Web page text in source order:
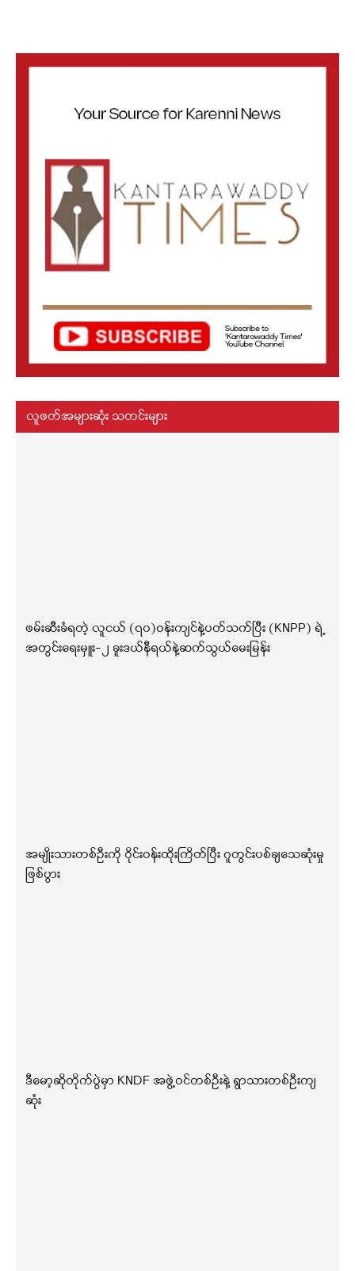
လူဖတ်အများဆုံး သတင်းများ
ဖမ်းဆီးခံရတဲ့ လူငယ် (၇၀)ဝန်းကျင်နဲ့ပတ်သက်ပြီး (KNPP) ရဲ့
အတွင်းရေးမှူး-၂ ခူးဒယ်နီရယ်နဲ့ဆက်သွယ်မေးမြန်း
အမျိုးသားတစ်ဦးကို ဝိုင်းဝန်းထိုးကြိတ်ပြီး ဂူတွင်းပစ်ချသေဆုံးမှု
ဖြစ်ပွား
ဒီမော့ဆိုတိုက်ပွဲမှာ KNDF အဖွဲ့ဝင်တစ်ဦးနဲ့ ရွာသားတစ်ဦးကျ
ဆုံး